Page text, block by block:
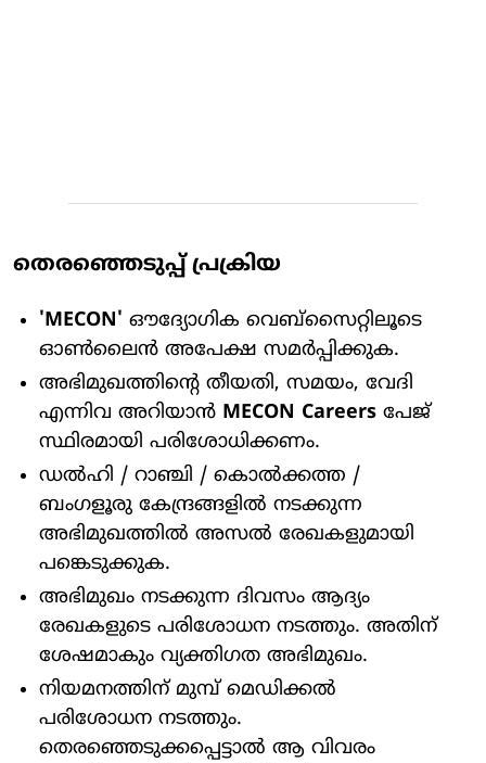
തെരഞ്ഞെടുപ്പ് പ്രക്രിയ
'MECON' ഔദ്യോഗിക വെബ്സൈറ്റിലൂടെ
ഓൺലൈൻ അപേക്ഷ സമർപ്പിക്കുക.
അഭിമുഖത്തിന്റെ തീയതി, സമയം, വേദി
എന്നിവ അറിയാൻ MECON Careers പേജ്
സ്ഥിരമായി പരിശോധിക്കണം.
ഡൽഹി / റാഞ്ചി / കൊൽക്കത്ത /
ബംഗളൂരു കേന്ദ്രങ്ങളിൽ നടക്കുന്ന
അഭിമുഖത്തിൽ അസൽ രേഖകളുമായി
പങ്കെടുക്കുക.
അഭിമുഖം നടക്കുന്ന ദിവസം ആദ്യം
രേഖകളുടെ പരിശോധന നടത്തും. അതിന്
ശേഷമാകും വ്യക്തിഗത അഭിമുഖം.
നിയമനത്തിന് മുമ്പ് മെഡിക്കൽ
പരിശോധന നടത്തും.
തെരഞ്ഞെടുക്കപ്പെട്ടാൽ ആ വിവരം